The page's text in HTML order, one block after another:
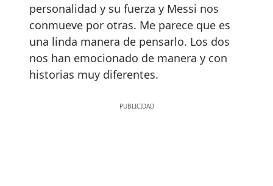
personalidad y su fuerza y Messi nos
conmueve por otras. Me parece que es
una linda manera de pensarlo. Los dos
nos han emocionado de manera y con
historias muy diferentes.